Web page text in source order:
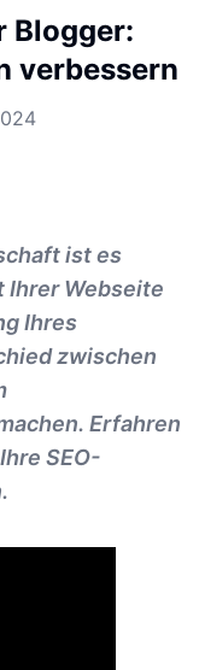
Blogger:
verbessern
ist es
Ihrer Webseite
Ihres
zwischen
Erfahren
SEO-